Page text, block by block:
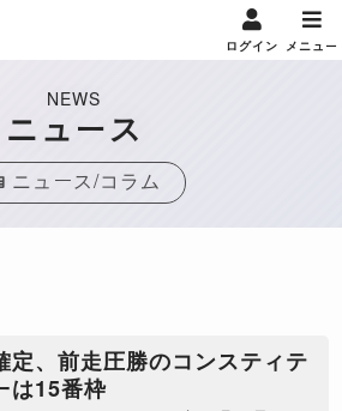
ログイン メニュー
NEWS
ニュース
ニュース/コラム
定、前走圧勝のコンスティテ
は15番枠